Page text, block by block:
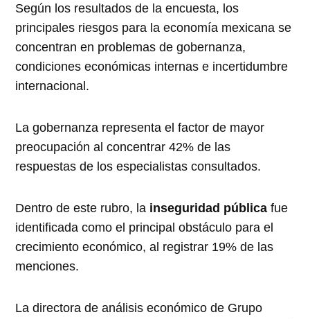
Según los resultados de la encuesta, los
principales riesgos para la economía mexicana se
concentran en problemas de gobernanza,
condiciones económicas internas e incertidumbre
internacional.
La gobernanza representa el factor de mayor
preocupación al concentrar 42% de las
respuestas de los especialistas consultados.
Dentro de este rubro, la inseguridad pública fue
identificada como el principal obstáculo para el
crecimiento económico, al registrar 19% de las
menciones.
La directora de análisis económico de Grupo